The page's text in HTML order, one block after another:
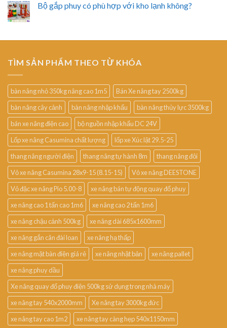
Bộ gắp phuy có phù hợp với kho lạnh không?
TÌM SẢN PHẨM THEO TỪ KHÓA
bàn nâng nhỏ 350kg nâng cao 1m5
Bán Xe nâng tay 2500kg
bàn nâng cây cảnh
bàn nâng nhập khẩu
bàn nâng thủy lực 3500kg
bán xe nâng điện cao
bộ nguồn nhập khẩu DC 24V
Lốp xe nâng Casumina chất lượng
lốp xe Xúc lật 29.5-25
thang nâng người điện
thang nâng tự hành 8m
thang nâng đôi
Vỏ xe nâng Casumina 28x9-15 (8.15-15)
Vỏ xe nâng DEESTONE
Vỏ đặc xe nâng Pio 5.00-8
xe nâng bán tự động quay đổ phuy
xe nâng cao 1 tấn cao 1m6
xe nâng cao 2 tấn 1m6
xe nâng chậu cảnh 500kg
xe nâng dài 685x1600mm
xe nâng gắn cân đài loan
xe nâng hạ thấp
xe nâng mặt bàn điện giá rẻ
xe nâng nhật bản
xe nâng pallet
xe nâng phuy dầu
Xe nâng quay đổ phuy điện 500kg sử dụng trong nhà máy
xe nâng tay 540x2000mm
Xe nâng tay 3000kg đức
xe nâng tay cao 1m2
xe nâng tay càng hẹp 540x1150mm